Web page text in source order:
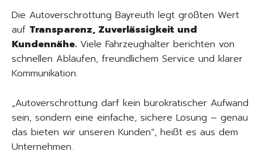
Die Autoverschrottung Bayreuth legt größten Wert
auf Transparenz, Zuverlässigkeit und
Kundennähe. Viele Fahrzeughalter berichten von
schnellen Abläufen, freundlichem Service und klarer
Kommunikation.
„Autoverschrottung darf kein bürokratischer Aufwand
sein, sondern eine einfache, sichere Lösung – genau
das bieten wir unseren Kunden“, heißt es aus dem
Unternehmen.